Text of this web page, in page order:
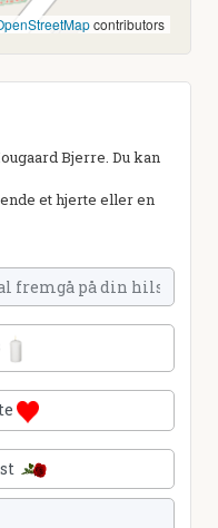
contributors
Bjerre. Du kan
et hjerte eller en